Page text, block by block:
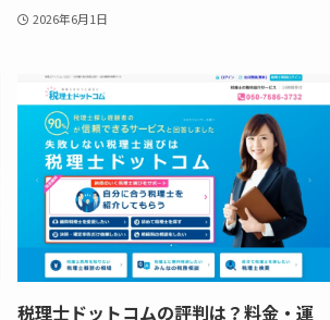
2026年6月1日
税理士ドットコムの評判は？料金・運